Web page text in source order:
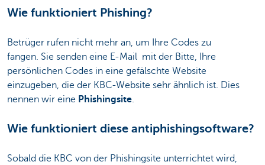
Wie funktioniert Phishing?
Betrüger rufen nicht mehr an, um Ihre Codes zu
fangen. Sie senden eine E-Mail mit der Bitte, Ihre
persönlichen Codes in eine gefälschte Website
einzugeben, die der KBC-Website sehr ähnlich ist. Dies
nennen wir eine Phishingsite.
Wie funktioniert diese antiphishingsoftware?
Sobald die KBC von der Phishingsite unterrichtet wird,